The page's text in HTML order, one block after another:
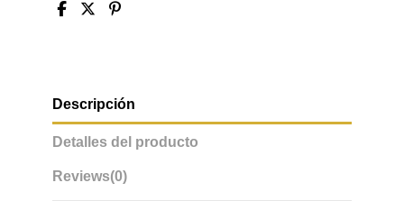
Descripción
Detalles del producto
Reviews(0)